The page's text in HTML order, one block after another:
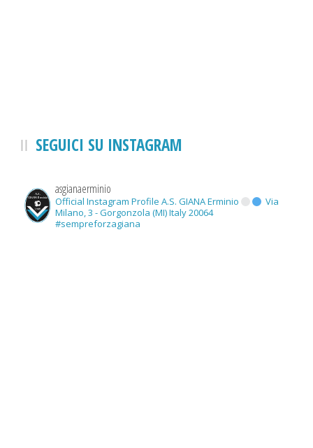
SEGUICI SU INSTAGRAM
asgianaerminio
Official Instagram Profile A.S. GIANA Erminio
Via
Milano, 3 - Gorgonzola (MI) Italy 20064
#sempreforzagiana